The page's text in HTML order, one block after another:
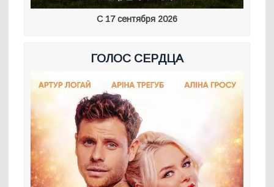
С 17 сентября 2026
ГОЛОС СЕРДЦА